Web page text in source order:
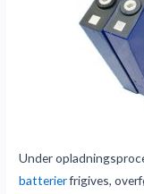
Under
batterierfrigives,